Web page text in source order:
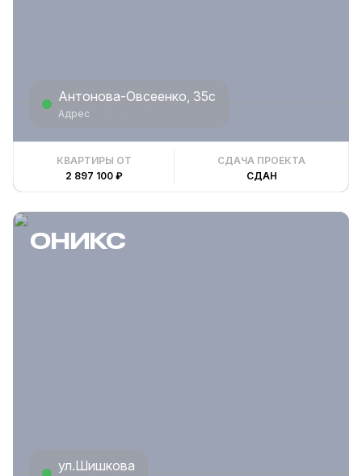
Антонова-Овсеенко, 35с
Адрес
КВАРТИРЫ ОТ
2 897 100 ₽
СДАЧА ПРОЕКТА
СДАН
ОНИКС
ул.Шишкова